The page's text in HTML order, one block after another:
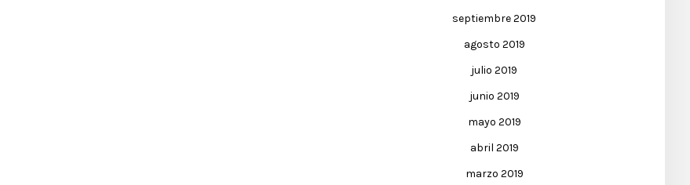
septiembre 2019
agosto 2019
julio 2019
junio 2019
mayo 2019
abril 2019
marzo 2019